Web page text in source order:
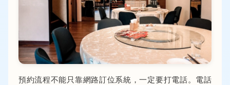
預約流程不能只靠網路訂位系統，一定要打電話。電話